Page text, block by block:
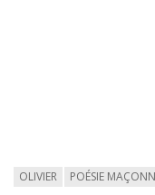
OLIVIER POÉSIE